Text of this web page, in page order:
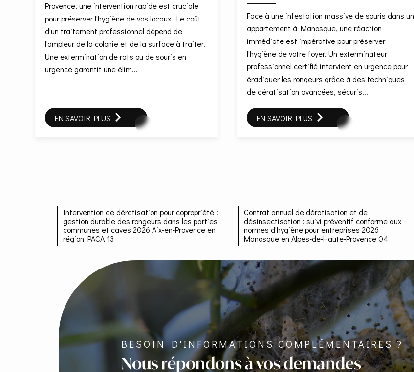
Provence, une intervention rapide est cruciale
pour préserver l'hygiène de vos locaux. Le coût
d'un traitement professionnel dépend de
l'ampleur de la colonie et de la surface à traiter.
Une extermination de rats ou de souris en
urgence garantit une élim...
EN SAVOIR PLUS
Face à une infestation massive de souris dans un
appartement à Manosque, une réaction
immédiate est impérative pour préserver
l'hygiène de votre foyer. Un exterminateur
professionnel certifié intervient en urgence pour
éradiquer les rongeurs grâce à des techniques
de dératisation avancées, sécuris...
EN SAVOIR PLUS
Intervention de dératisation pour copropriété :
gestion durable des rongeurs dans les parties
communes et caves 2026 Aix-en-Provence en
région PACA 13
Contrat annuel de dératisation et de
désinsectisation : suivi préventif conforme aux
normes d'hygiène pour entreprises 2026
Manosque en Alpes-de-Haute-Provence 04
BESOIN D'INFORMATIONS COMPLÉMENTAIRES ?
Nous répondons à vos demandes